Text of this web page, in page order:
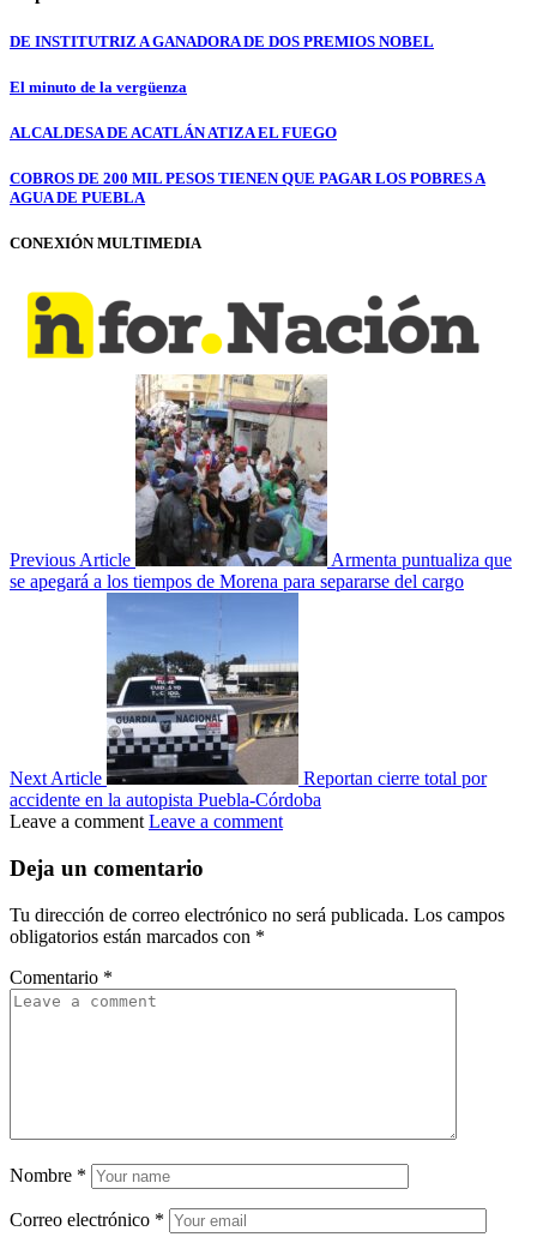
DE INSTITUTRIZ A GANADORA DE DOS PREMIOS NOBEL
El minuto de la vergüenza
ALCALDESA DE ACATLÁN ATIZA EL FUEGO
COBROS DE 200 MIL PESOS TIENEN QUE PAGAR LOS POBRES A
AGUA DE PUEBLA
CONEXIÓN MULTIMEDIA
Previous Article
Armenta puntualiza que
se apegará a los tiempos de Morena para separarse del cargo
Next Article
Reportan cierre total por
accidente en la autopista Puebla-Córdoba
Leave a comment Leave a comment
Deja un comentario
Tu dirección de correo electrónico no será publicada. Los campos
obligatorios están marcados con *
Comentario *
Nombre *
Correo electrónico *